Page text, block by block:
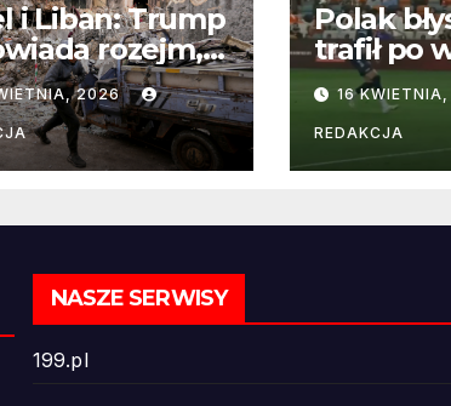
i Liban: Trump
rozejm,
wojny
odległa
2026
Polak
trafił po
boisko –
2216
REDAKCJA
NASZE SERWISY
199.pl